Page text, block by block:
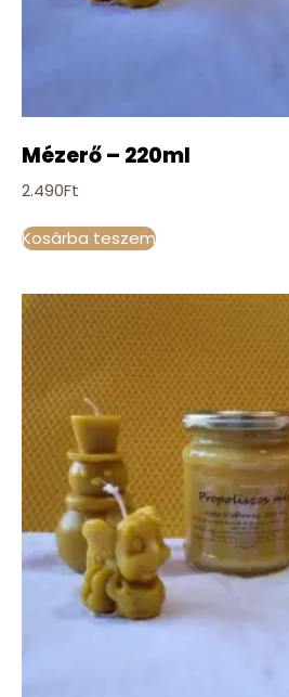
Mézerő – 220ml
2.490Ft
Kosárba teszem